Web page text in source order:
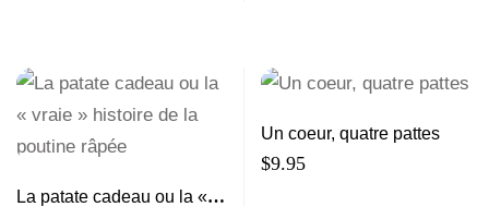
La patate cadeau ou la «
Un coeur, quatre pattes
$9.95